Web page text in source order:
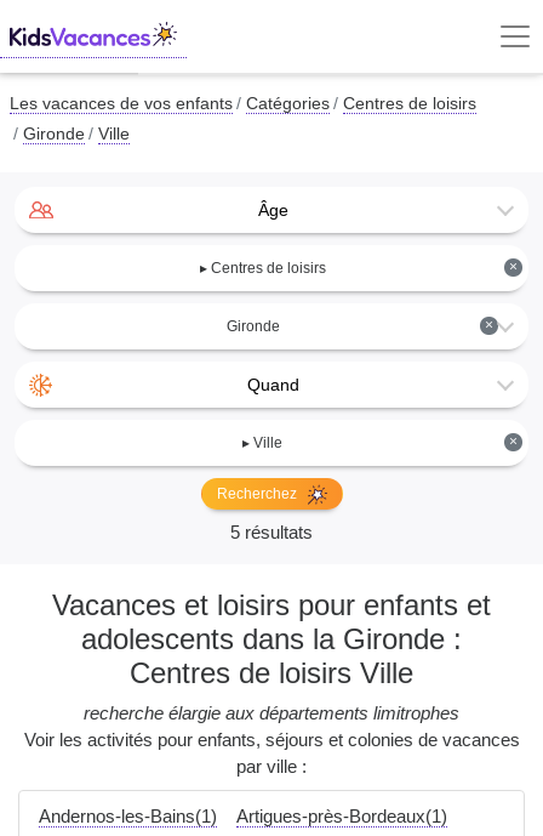
Les vacances de vos enfants Catégories
Centres de loisirs
Gironde
Ville
Âge
×
▸ Centres de loisirs
×
Gironde
Quand
×
▸ Ville
Recherchez
5 résultats
Vacances et loisirs pour enfants et
adolescents dans la Gironde :
Centres de loisirs Ville
recherche élargie aux départements limitrophes
Voir les activités pour enfants, séjours et colonies de vacances
par ville :
Andernos-les-Bains(1)
Artigues-près-Bordeaux(1)